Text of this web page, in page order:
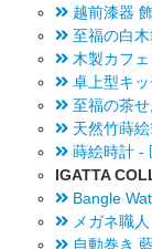
越前漆器
至福の白
木製カフ
卓上型キ
至福の茶せ
天然竹蒔
蒔絵時計 -
IGATTA
Bangle
メガネ職人
自動巻き